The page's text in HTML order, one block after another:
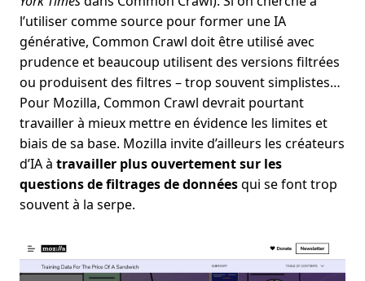
l’utiliser comme source pour former une IA
générative, Common Crawl doit être utilisé avec
prudence et beaucoup utilisent des versions filtrées
ou produisent des filtres – trop souvent simplistes…
Pour Mozilla, Common Crawl devrait pourtant
travailler à mieux mettre en évidence les limites et
biais de sa base. Mozilla invite d’ailleurs les créateurs
d’IA à travailler plus ouvertement sur les
questions de filtrages de donnéesqui se font trop
souvent à la serpe.